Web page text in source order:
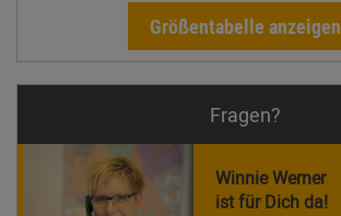
Größentabelle anzeigen
Fragen?
Winnie Werner
ist für Dich da!